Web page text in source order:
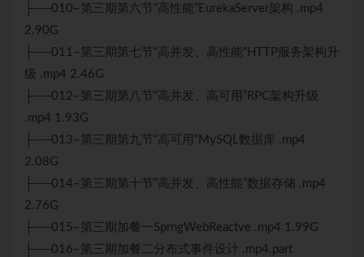
├──010–第三期第六节“高性能”EurekaServer架构 .mp4
2.90G
├──011–第三期第七节“高并发、高性能” HTTP 服务架构升
级 .mp4 2.46G
├──012–第三期第八节“高并发、高可用”RPC架构升级
.mp4 1.93G
├──013–第三期第九节“高可用” MySQL数据库 .mp4
2.08G
├──014–第三期第十节“高并发、高性能”数据存储 .mp4
2.76G
├──015–第三期加餐一SprngWebReactve .mp4 1.99G
├──016–第三期加餐二分布式事件设计 .mp4.part